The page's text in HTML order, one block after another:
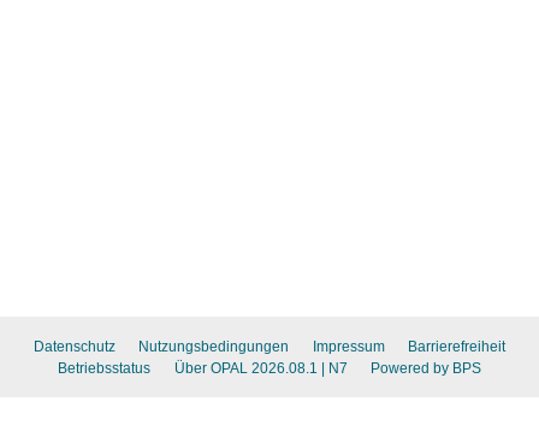
Datenschutz Nutzungsbedingungen Impressum
Barrierefreiheit
Betriebsstatus
Über OPAL 2026.08.1 | N7 Powered by BPS